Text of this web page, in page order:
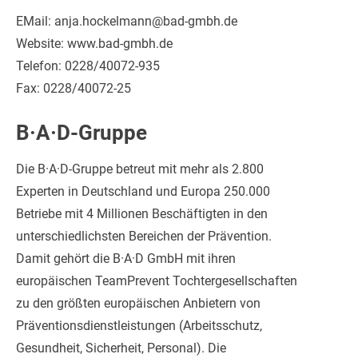
EMail: anja.hockelmann@bad-gmbh.de
Website: www.bad-gmbh.de
Telefon: 0228/40072-935
Fax: 0228/40072-25
B·A·D-Gruppe
Die B·A·D-Gruppe betreut mit mehr als 2.800
Experten in Deutschland und Europa 250.000
Betriebe mit 4 Millionen Beschäftigten in den
unterschiedlichsten Bereichen der Prävention.
Damit gehört die B·A·D GmbH mit ihren
europäischen TeamPrevent Tochtergesellschaften
zu den größten europäischen Anbietern von
Präventionsdienstleistungen (Arbeitsschutz,
Gesundheit, Sicherheit, Personal). Die